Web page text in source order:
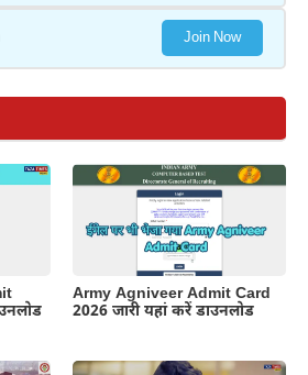
Join Now
Army Agniveer Admit Card
2026 जारी यहां करें डाउनलोड